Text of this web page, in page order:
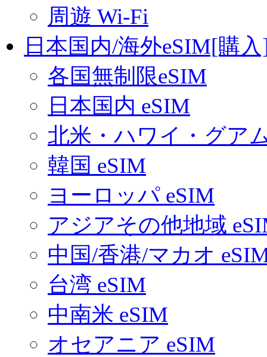
周遊 Wi-Fi
日本国内/海外eSIM[購
各国無制限eSIM
日本国内 eSIM
北米・ハワイ・グア
韓国 eSIM
ヨーロッパ eSIM
アジアその他地域
中国/香港/マカオ
台湾 eSIM
中南米 eSIM
オセアニア eSIM